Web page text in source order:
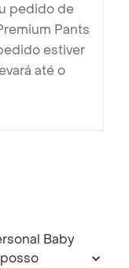
pedido de
Pants
estiver
até o
Baby